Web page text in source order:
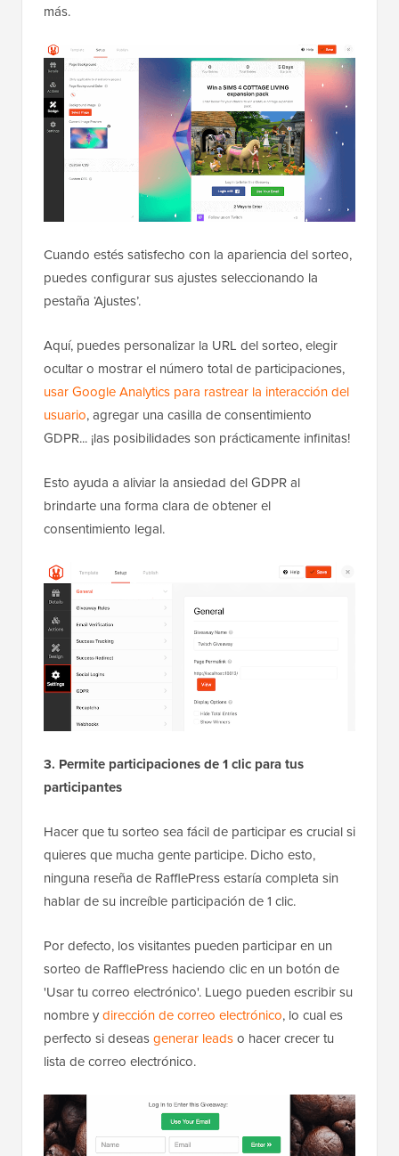
más.
Cuando estés satisfecho con la apariencia del sorteo,
puedes configurar sus ajustes seleccionando la
pestaña ‘Ajustes’.
Aquí, puedes personalizar la URL del sorteo, elegir
ocultar o mostrar el número total de participaciones,
usar Google Analytics para rastrear la interacción del
usuario, agregar una casilla de consentimiento
GDPR... ¡las posibilidades son prácticamente infinitas!
Esto ayuda a aliviar la ansiedad del GDPR al
brindarte una forma clara de obtener el
consentimiento legal.
3. Permite participaciones de 1 clic para tus
participantes
Hacer que tu sorteo sea fácil de participar es crucial si
quieres que mucha gente participe. Dicho esto,
ninguna reseña de RafflePress estaría completa sin
hablar de su increíble participación de 1 clic.
Por defecto, los visitantes pueden participar en un
sorteo de RafflePress haciendo clic en un botón de
'Usar tu correo electrónico'. Luego pueden escribir su
nombre ydirección de correo electrónico, lo cual es
perfecto si deseasgenerar leadso hacer crecer tu
lista de correo electrónico.